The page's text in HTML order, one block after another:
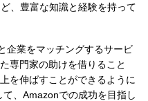
、豊富な知識と経験を持って
企業をマッチングするサービ
専門家の助けを借りること
を伸ばすことができるように
、Amazonでの成功を目指し